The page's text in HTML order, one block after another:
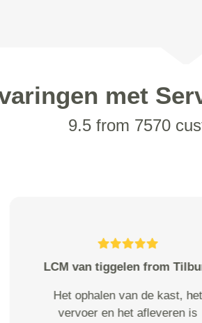
met
9.5 from 7570
Roselaar from
De bezorgers
betaalde 30 euro